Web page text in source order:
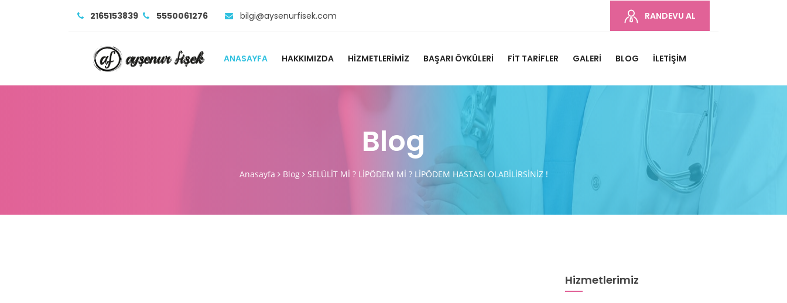
2165153839 5550061276 bilgi@aysenurfisek.com RANDEVU AL
ANASAYFA HAKKIMIZDA HIZMETLERIMIZ BAŞARI ÖYKÜLERI FIT TARIFLER GALERI BLOG İLETIŞIM
Blog
Anasayfa Blog SELÜLİT Mİ ? LİPÖDEM Mİ ? LİPÖDEM HASTASI OLABİLİRSİNİZ !
Hizmetlerimiz